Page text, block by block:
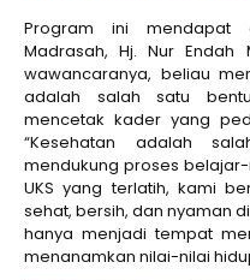
Program ini mendapat
Madrasah, Hj. Nur Endah
wawancaranya, beliau
adalah salah satu
mencetak kader yang
“Kesehatan adalah
mendukung proses
UKS yang terlatih, kami
sehat, bersih, dan nyaman
hanya menjadi tempat
menanamkan nilai-nilai